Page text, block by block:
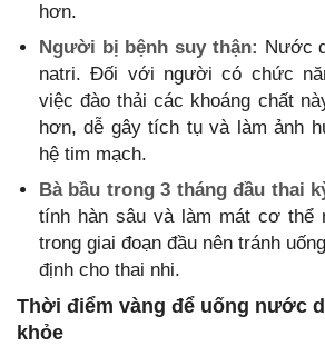
hơn.
Người bị bệnh suy thận: Nước
natri. Đối với người có chức
việc đào thải các khoáng chất
hơn, dễ gây tích tụ và làm ảnh
hệ tim mạch.
Bà bầu trong 3 tháng đầu thai
tính hàn sâu và làm mát cơ thể
trong giai đoạn đầu nên tránh
định cho thai nhi.
Thời điểm vàng để uống nước
khỏe